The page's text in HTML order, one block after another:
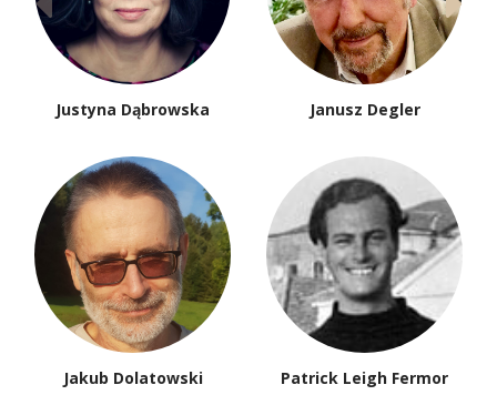
Justyna Dąbrowska Janusz Degler
Jakub Dolatowski Patrick Leigh Fermor